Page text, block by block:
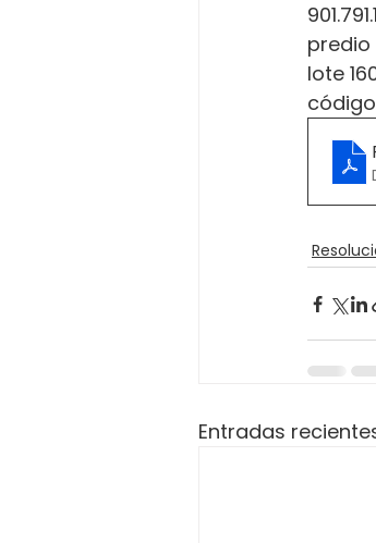
predio
lote
código
Entradas